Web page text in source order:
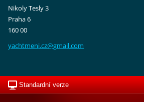
Nikoly Tesly 3
Praha 6
160 00
yachtmeni.cz@gmail.com
Standardní verze